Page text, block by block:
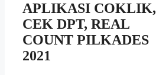
APLIKASI COKLIK,
CEK DPT, REAL
COUNT PILKADES
2021